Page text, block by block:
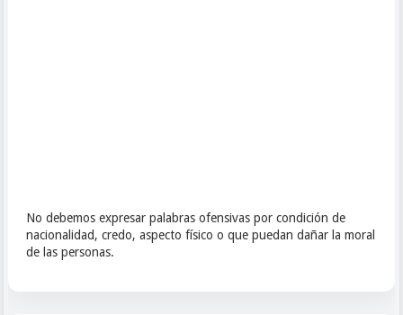
No debemos expresar palabras ofensivas por condición de
nacionalidad, credo, aspecto físico o que puedan dañar la moral
de las personas.